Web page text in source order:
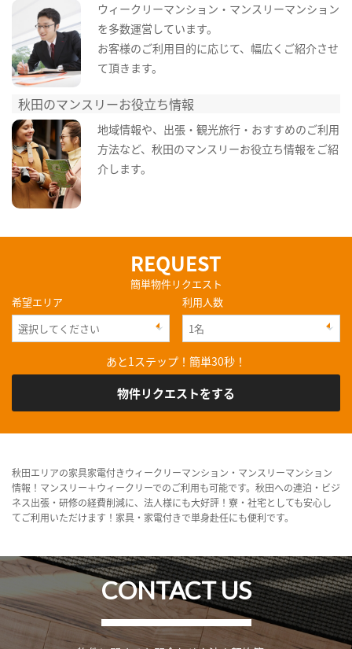
ウィークリーマンション・マンスリーマンション
を多数運営しています。
お客様のご利用目的に応じて、幅広くご紹介させ
て頂きます。
秋田のマンスリーお役立ち情報
地域情報や、出張・観光旅行・おすすめのご利用
方法など、秋田のマンスリーお役立ち情報をご紹
介します。
REQUEST
簡単物件リクエスト
希望エリア
利用人数
あと1ステップ！簡単30秒！
物件リクエストをする
秋田エリアの家具家電付きウィークリーマンション・マンスリーマンション
情報！マンスリー＋ウィークリーでのご利用も可能です。秋田への連泊・ビジ
ネス出張・研修の経費削減に、法人様にも大好評！寮・社宅としても安心し
てご利用いただけます！家具・家電付きで単身赴任にも便利です。
CONTACT US